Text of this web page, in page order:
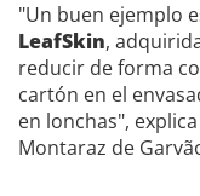
"Un buen ejemplo
LeafSkin,
reducir de forma
cartón en el
en lonchas",
Montaraz de